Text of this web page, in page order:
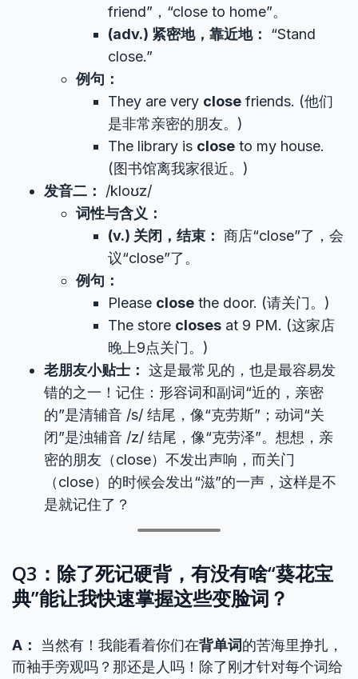
friend”，“close to home”。
(adv.) 紧密地，靠近地：
“Stand
close.”
例句：
They are very close friends. (他们
是非常亲密的朋友。)
The library is close to my house.
(图书馆离我家很近。)
发音二：
/kloʊz/
词性与含义：
(v.) 关闭，结束： 商店“close”了，会
议“close”了。
例句：
Please close the door. (请关门。)
The store closes at 9 PM. (这家店
晚上9点关门。)
老朋友小贴士： 这是最常见的，也是最容易发
错的之一！记住：形容词和副词“近的，亲密
的”是清辅音 /s/ 结尾，像“克劳斯”；动词“关
闭”是浊辅音 /z/ 结尾，像“克劳泽”。想想，亲
密的朋友（close）不发出声响，而关门
（close）的时候会发出“滋”的一声，这样是不
是就记住了？
Q3：除了死记硬背，有没有啥“葵花宝
典”能让我快速掌握这些变脸词？
A： 当然有！我能看着你们在背单词的苦海里挣扎，
而袖手旁观吗？那还是人吗！除了刚才针对每个词给